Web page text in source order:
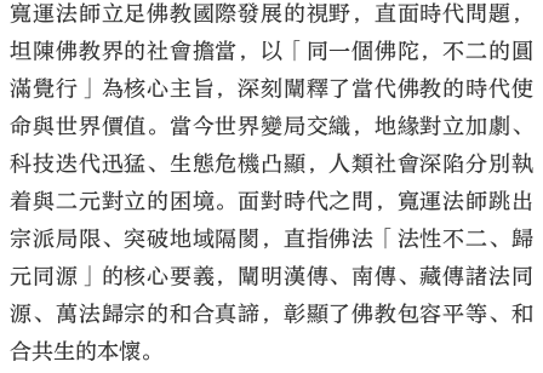
寬運法師立足佛教國際發展的視野，直面時代問題，
坦陳佛教界的社會擔當，以「同一個佛陀，不二的圓
滿覺行」為核心主旨，深刻闡釋了當代佛教的時代使
命與世界價值。當今世界變局交織，地緣對立加劇、
科技迭代迅猛、生態危機凸顯，人類社會深陷分別執
着與二元對立的困境。面對時代之問，寬運法師跳出
宗派局限、突破地域隔閡，直指佛法「法性不二、歸
元同源」的核心要義，闡明漢傳、南傳、藏傳諸法同
源、萬法歸宗的和合真諦，彰顯了佛教包容平等、和
合共生的本懷。